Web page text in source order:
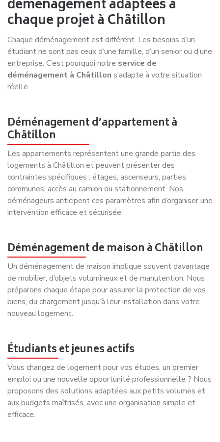
déménagement adaptées à
chaque projet à Châtillon
Chaque déménagement est différent. Les besoins d’un
étudiant ne sont pas ceux d’une famille, d’un senior ou d’une
entreprise. C’est pourquoi notre service de
déménagement à Châtillon s’adapte à votre situation
réelle.
Déménagement d’appartement à
Châtillon
Les appartements représentent une grande partie des
logements à Châtillon et peuvent présenter des
contraintes spécifiques : étages, ascenseurs, parties
communes, accès au camion ou stationnement. Nos
déménageurs anticipent ces paramètres afin d’organiser une
intervention efficace et sécurisée.
Déménagement de maison à Châtillon
Un déménagement de maison implique souvent davantage
de mobilier, d’objets volumineux et de manutention. Nous
préparons chaque étape pour assurer la protection de vos
biens, du chargement jusqu’à leur installation dans votre
nouveau logement.
Étudiants et jeunes actifs
Vous changez de logement pour vos études, un premier
emploi ou une nouvelle opportunité professionnelle ? Nous
proposons des solutions adaptées aux petits volumes et
aux budgets maîtrisés, avec une organisation simple et
efficace.